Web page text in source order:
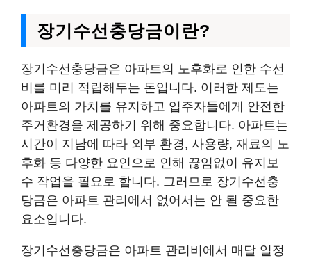
장기수선충당금이란?
장기수선충당금은 아파트의 노후화로 인한 수선
비를 미리 적립해두는 돈입니다. 이러한 제도는
아파트의 가치를 유지하고 입주자들에게 안전한
주거환경을 제공하기 위해 중요합니다. 아파트는
시간이 지남에 따라 외부 환경, 사용량, 재료의 노
후화 등 다양한 요인으로 인해 끊임없이 유지보
수 작업을 필요로 합니다. 그러므로 장기수선충
당금은 아파트 관리에서 없어서는 안 될 중요한
요소입니다.
장기수선충당금은 아파트 관리비에서 매달 일정